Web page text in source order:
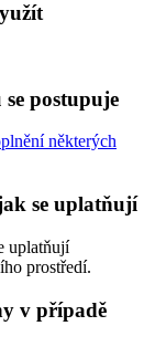
postupuje
některých
se uplatňují
uplatňují
prostředí.
v případě